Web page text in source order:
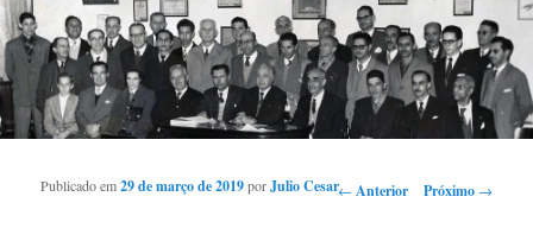
Navegação de Posts
← Anterior Próximo →
Publicado em29 de março de 2019porJulio Cesar